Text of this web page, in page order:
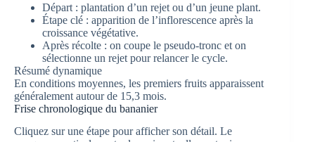
Départ : plantation d’un rejet ou d’un jeune plant.
Étape clé : apparition de l’inflorescence après la
croissance végétative.
Après récolte : on coupe le pseudo-tronc et on
sélectionne un rejet pour relancer le cycle.
Résumé dynamique
En conditions moyennes, les premiers fruits apparaissent
généralement autour de 15,3 mois.
Frise chronologique du bananier
Cliquez sur une étape pour afficher son détail. Le